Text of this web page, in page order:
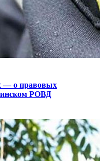
— о правовых
РОВД